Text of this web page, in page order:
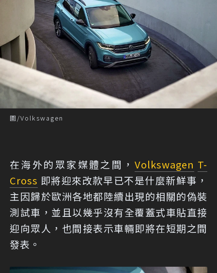
圖/Volkswagen
在海外的眾家媒體之間， Volkswagen T-
Cross 即將迎來改款早已不是什麼新鮮事，
主因歸於歐洲各地都陸續出現的相關的偽裝
測試車，並且以幾乎沒有全覆蓋式車貼直接
迎向眾人，也間接表示車輛即將在短期之間
發表。